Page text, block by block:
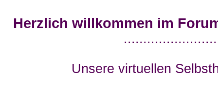
Herzlich willkommen im
Unsere virtuellen